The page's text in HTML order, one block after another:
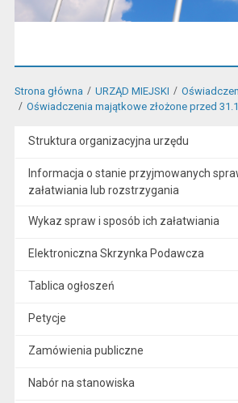
Strona główna URZĄD MIEJSKI
Oświadczenia majątkowe złożone przed
Struktura organizacyjna urzędu
Informacja o stanie przyjmowanych
załatwiania lub rozstrzygania
Wykaz spraw i sposób ich załatwiania
Elektroniczna Skrzynka Podawcza
Tablica ogłoszeń
Petycje
Zamówienia publiczne
Nabór na stanowiska